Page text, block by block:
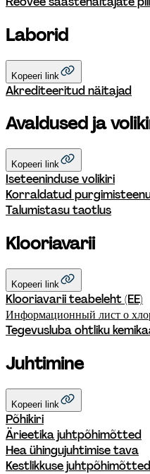
Laborid
Kopeeri link
Akrediteeritud näitajad
Avaldused ja
Kopeeri link
Iseteeninduse volikiri
Korraldatud
Talumistasu taotlus
Klooriavarii
Kopeeri link
Klooriavarii teabeleht (EE)
Информационный лист о
Tegevusluba ohtliku
Juhtimine
Kopeeri link
Põhikiri
Ärieetika juhtpõhimõtted
Hea ühingujuhtimise tava
Kestlikkuse juhtpõhimõtted